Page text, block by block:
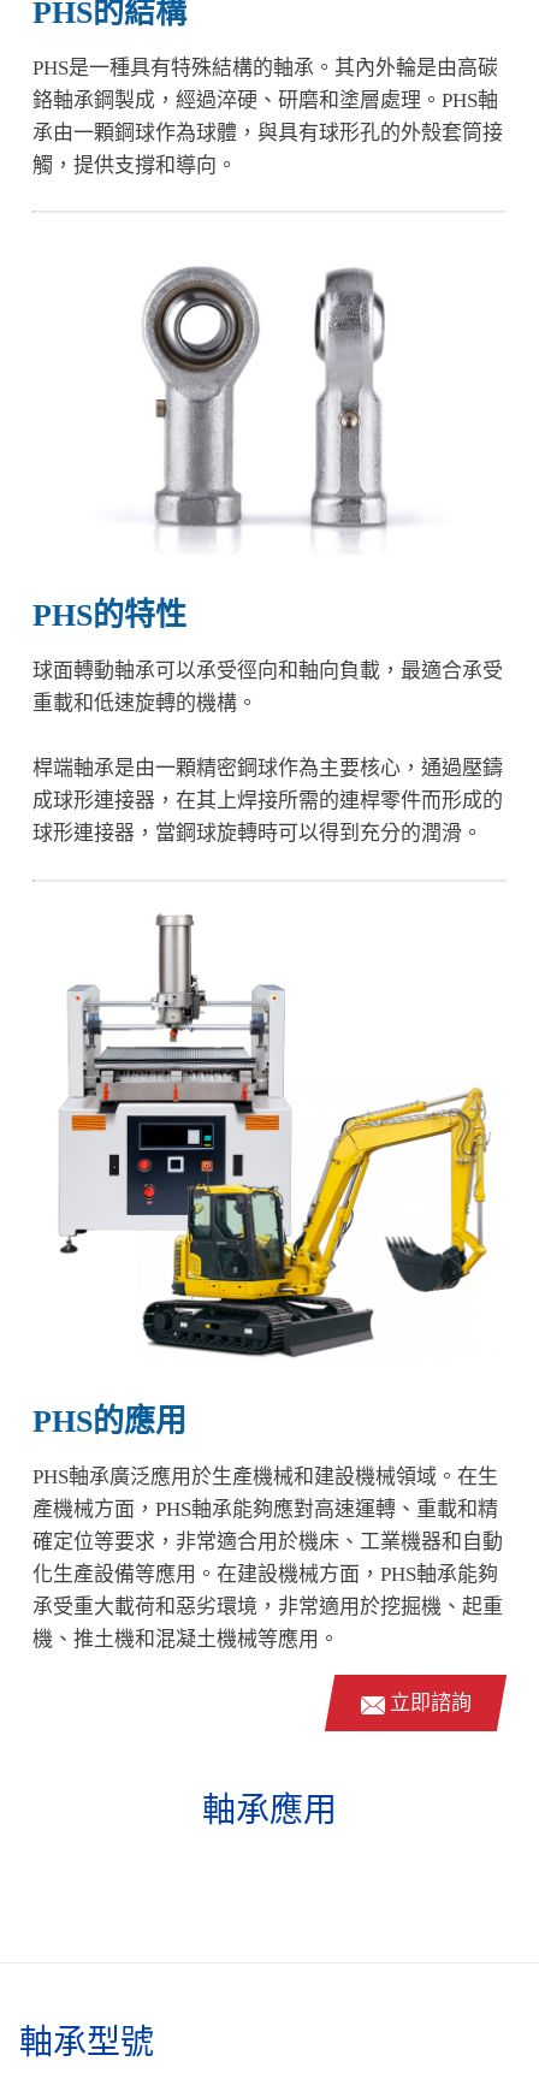
PHS的結構
PHS是一種具有特殊結構的軸承。其內外輪是由高碳
鉻軸承鋼製成，經過淬硬、研磨和塗層處理。PHS軸
承由一顆鋼球作為球體，與具有球形孔的外殼套筒接
觸，提供支撐和導向。
PHS的特性
球面轉動軸承可以承受徑向和軸向負載，最適合承受
重載和低速旋轉的機構。
桿端軸承是由一顆精密鋼球作為主要核心，通過壓鑄
成球形連接器，在其上焊接所需的連桿零件而形成的
球形連接器，當鋼球旋轉時可以得到充分的潤滑。
PHS的應用
PHS軸承廣泛應用於生產機械和建設機械領域。在生
產機械方面，PHS軸承能夠應對高速運轉、重載和精
確定位等要求，非常適合用於機床、工業機器和自動
化生產設備等應用。在建設機械方面，PHS軸承能夠
承受重大載荷和惡劣環境，非常適用於挖掘機、起重
機、推土機和混凝土機械等應用。
立即諮詢
軸承應用
軸承型號